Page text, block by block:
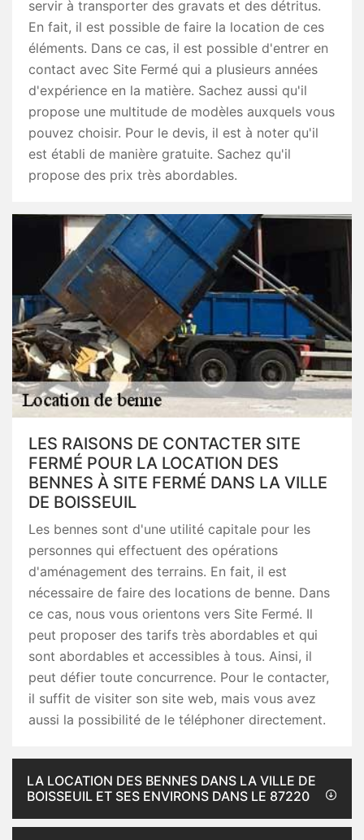
servir à transporter des gravats et des détritus.
En fait, il est possible de faire la location de ces
éléments. Dans ce cas, il est possible d'entrer en
contact avec Site Fermé qui a plusieurs années
d'expérience en la matière. Sachez aussi qu'il
propose une multitude de modèles auxquels vous
pouvez choisir. Pour le devis, il est à noter qu'il
est établi de manière gratuite. Sachez qu'il
propose des prix très abordables.
LES RAISONS DE CONTACTER SITE
FERMÉ POUR LA LOCATION DES
BENNES À SITE FERMÉ DANS LA VILLE
DE BOISSEUIL
Les bennes sont d'une utilité capitale pour les
personnes qui effectuent des opérations
d'aménagement des terrains. En fait, il est
nécessaire de faire des locations de benne. Dans
ce cas, nous vous orientons vers Site Fermé. Il
peut proposer des tarifs très abordables et qui
sont abordables et accessibles à tous. Ainsi, il
peut défier toute concurrence. Pour le contacter,
il suffit de visiter son site web, mais vous avez
aussi la possibilité de le téléphoner directement.
LA LOCATION DES BENNES DANS LA VILLE DE
BOISSEUIL ET SES ENVIRONS DANS LE 87220